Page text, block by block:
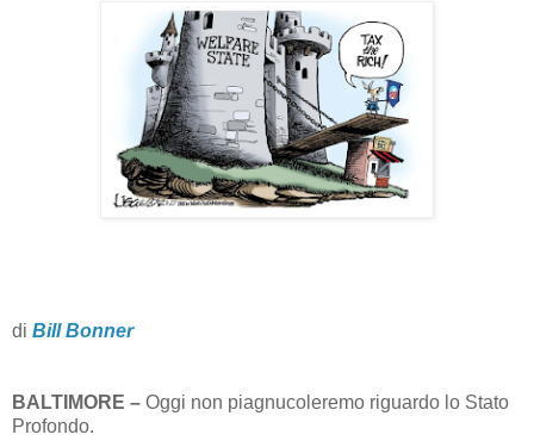
di Bill Bonner
BALTIMORE – Oggi non piagnucoleremo riguardo lo Stato
Profondo.